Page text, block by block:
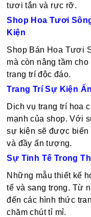
tươi tắn và rực rỡ.
Shop Hoa Tươi
Kiện
Shop Bán Hoa Tươi
mà còn nâng tầm
trang trí độc đáo.
Trang Trí Sự Kiện
Dịch vụ trang trí hoa
mạnh của shop. Với
sự kiện sẽ được biến
và đầy ấn tượng.
Sự Tinh Tế Trong
Những mẫu thiết kế
tế và sang trọng. Từ
đến các hình thức
chăm chút tỉ mỉ.